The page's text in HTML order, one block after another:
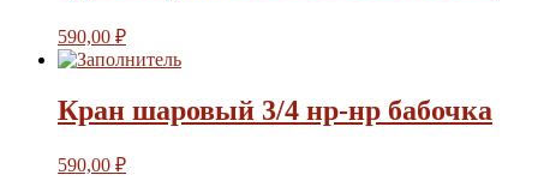
590,00 ₽
Кран шаровый 3/4 нр-нр бабочка
590,00 ₽